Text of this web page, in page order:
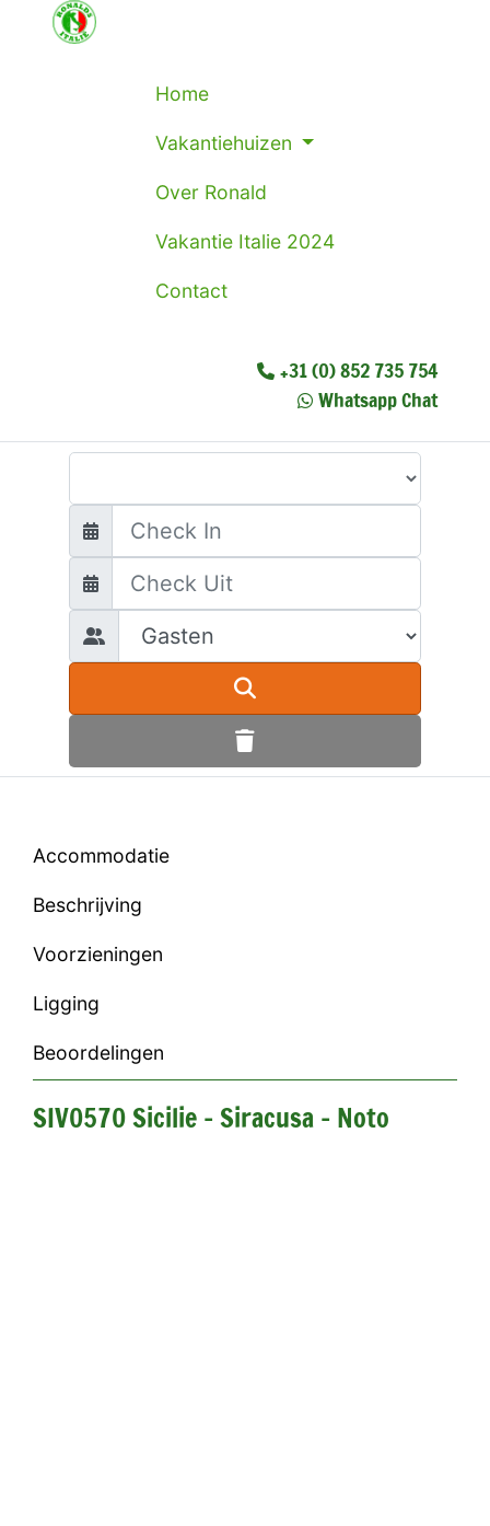
Home
Vakantiehuizen
Over Ronald
Vakantie Italie 2024
Contact
+31 (0) 852 735 754
Whatsapp Chat
Accommodatie
Beschrijving
Voorzieningen
Ligging
Beoordelingen
SIV0570 Sicilie - Siracusa - Noto